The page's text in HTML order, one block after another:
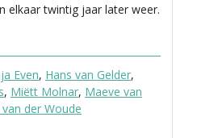
elkaar twintig jaar later weer.
Even, Hans van Gelder,
, Miëtt Molnar, Maeve van
van der Woude